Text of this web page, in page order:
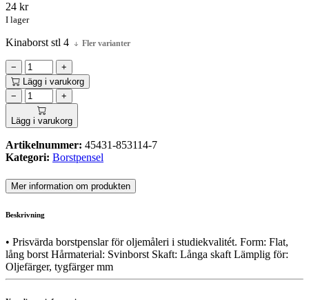
24 kr
I lager
Kinaborst stl 4 Fler varianter
−
+
Lägg i varukorg
−
+
Lägg i varukorg
Artikelnummer: 45431-853114-7
Kategori: Borstpensel
Mer information om produkten
Beskrivning
• Prisvärda borstpenslar för oljemåleri i studiekvalitét. Form: Flat,
lång borst Hårmaterial: Svinborst Skaft: Långa skaft Lämplig för:
Oljefärger, tygfärger mm